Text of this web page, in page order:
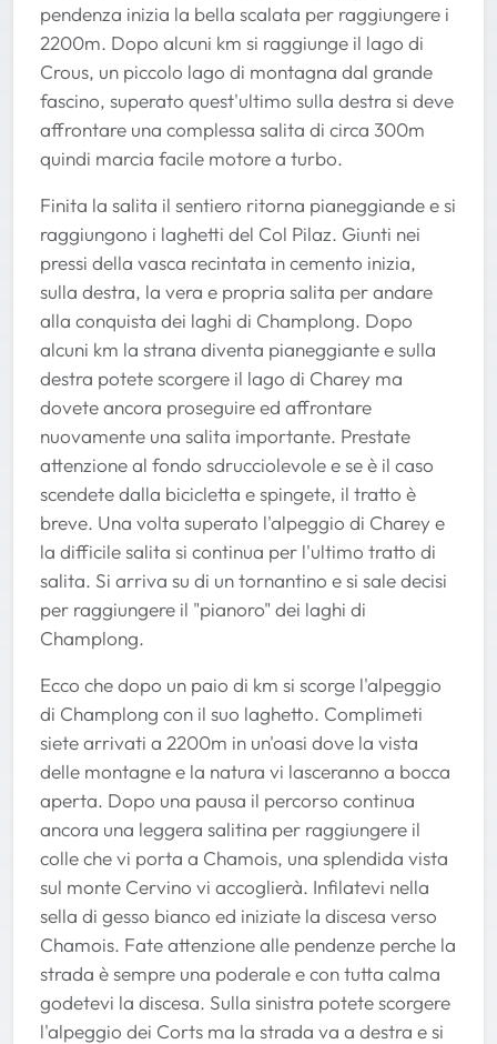
pendenza inizia la bella scalata per raggiungere i
2200m. Dopo alcuni km si raggiunge il lago di
Crous, un piccolo lago di montagna dal grande
fascino, superato quest'ultimo sulla destra si deve
affrontare una complessa salita di circa 300m
quindi marcia facile motore a turbo.
Finita la salita il sentiero ritorna pianeggiande e si
raggiungono i laghetti del Col Pilaz. Giunti nei
pressi della vasca recintata in cemento inizia,
sulla destra, la vera e propria salita per andare
alla conquista dei laghi di Champlong. Dopo
alcuni km la strana diventa pianeggiante e sulla
destra potete scorgere il lago di Charey ma
dovete ancora proseguire ed affrontare
nuovamente una salita importante. Prestate
attenzione al fondo sdrucciolevole e se è il caso
scendete dalla bicicletta e spingete, il tratto è
breve. Una volta superato l'alpeggio di Charey e
la difficile salita si continua per l'ultimo tratto di
salita. Si arriva su di un tornantino e si sale decisi
per raggiungere il "pianoro" dei laghi di
Champlong.
Ecco che dopo un paio di km si scorge l'alpeggio
di Champlong con il suo laghetto. Complimeti
siete arrivati a 2200m in un'oasi dove la vista
delle montagne e la natura vi lasceranno a bocca
aperta. Dopo una pausa il percorso continua
ancora una leggera salitina per raggiungere il
colle che vi porta a Chamois, una splendida vista
sul monte Cervino vi accoglierà. Infilatevi nella
sella di gesso bianco ed iniziate la discesa verso
Chamois. Fate attenzione alle pendenze perche la
strada è sempre una poderale e con tutta calma
godetevi la discesa. Sulla sinistra potete scorgere
l'alpeggio dei Corts ma la strada va a destra e si